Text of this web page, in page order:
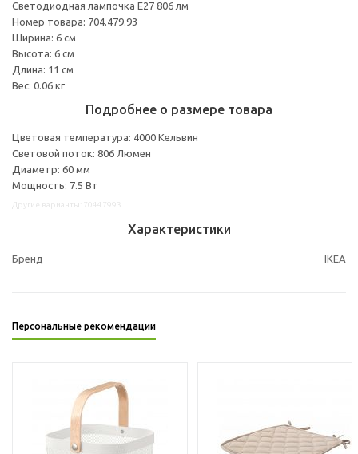
Светодиодная лампочка E27 806 лм
Номер товара: 704.479.93
Ширина: 6 см
Высота: 6 см
Длина: 11 см
Вес: 0.06 кг
Подробнее о размере товара
Цветовая температура: 4000 Кельвин
Световой поток: 806 Люмен
Диаметр: 60 мм
Мощность: 7.5 Вт
Характеристики
Бренд IKEA
Персональные рекомендации